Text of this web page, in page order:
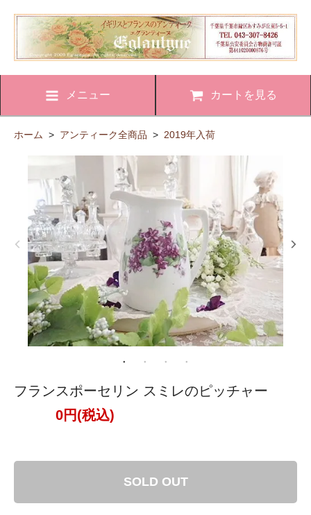
メニュー カートを見る
ホーム > アンティーク全商品 > 2019年入荷
フランスポーセリン スミレのピッチャー
0円(税込)
SOLD OUT